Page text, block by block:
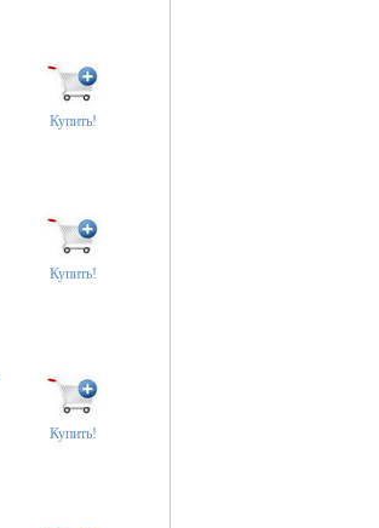
Купить!
Купить!
Купить!